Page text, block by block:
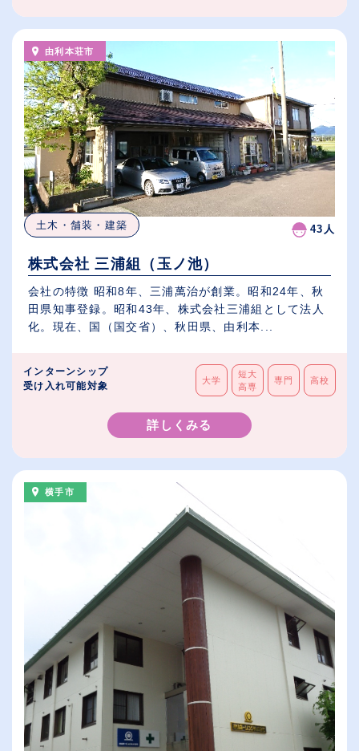
由利本荘市
土木・舗装・建築 43人
株式会社 三浦組（玉ノ池）
会社の特徴 昭和8年、三浦萬治が創業。昭和24年、秋
田県知事登録。昭和43年、株式会社三浦組として法人
化。現在、国（国交省）、秋田県、由利本...
インターンシップ
受け入れ可能対象
大学
短大
高専
専門 高校
詳しくみる
横手市